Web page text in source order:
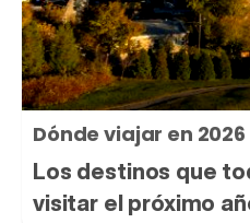
Dónde viajar en 2026
Los destinos que
visitar el próximo